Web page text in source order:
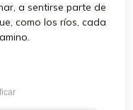
a sentirse parte de
como los ríos, cada